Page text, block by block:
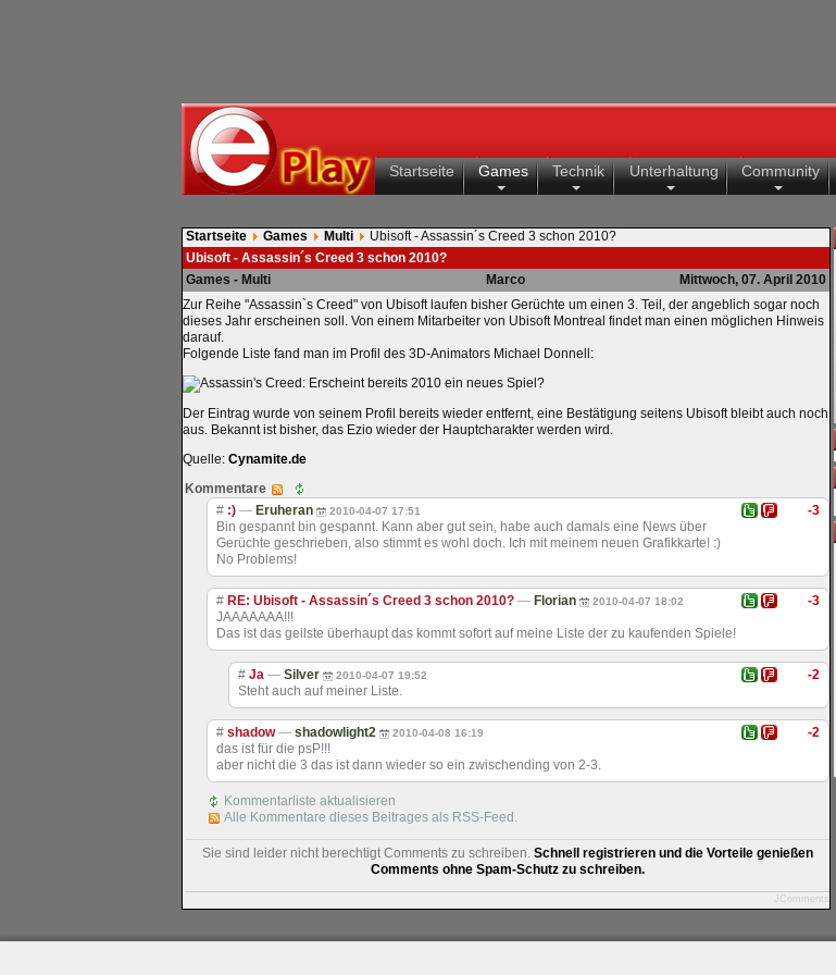
Startseite Games Technik Unterhaltung Community
Startseite Games Multi
Ubisoft - Assassin´s Creed 3 schon 2010?
Ubisoft - Assassin´s Creed 3 schon 2010?
Games - Multi
Marco
Mittwoch, 07. April 2010
Zur Reihe "Assassin`s Creed" von Ubisoft laufen bisher Gerüchte um einen 3. Teil, der angeblich sogar noch
dieses Jahr erscheinen soll. Von einem Mitarbeiter von Ubisoft Montreal findet man einen möglichen Hinweis
darauf.
Folgende Liste fand man im Profil des 3D-Animators Michael Donnell:
Der Eintrag wurde von seinem Profil bereits wieder entfernt, eine Bestätigung seitens Ubisoft bleibt auch noch
aus. Bekannt ist bisher, das Ezio wieder der Hauptcharakter werden wird.
Quelle: Cynamite.de
Kommentare
-3
# :) — Eruheran 2010-04-07 17:51
Bin gespannt bin gespannt. Kann aber gut sein, habe auch damals eine News über
Gerüchte geschrieben, also stimmt es wohl doch. Ich mit meinem neuen Grafikkarte! :)
No Problems!
-3
# RE: Ubisoft - Assassin´s Creed 3 schon 2010? — Florian 2010-04-07 18:02
JAAAAAAA!!!
Das ist das geilste überhaupt das kommt sofort auf meine Liste der zu kaufenden Spiele!
-2
# Ja — Silver 2010-04-07 19:52
Steht auch auf meiner Liste.
-2
# shadow— shadowlight2 2010-04-08 16:19
das ist für die psP!!!
aber nicht die 3 das ist dann wieder so ein zwischending von 2-3.
Kommentarliste aktualisieren
Alle Kommentare dieses Beitrages als RSS-Feed.
Sie sind leider nicht berechtigt Comments zu schreiben. Schnell registrieren und die Vorteile genießen
Comments ohne Spam-Schutz zu schreiben.
JComments